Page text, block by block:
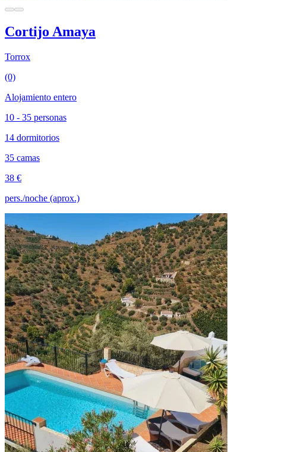
Cortijo Amaya
Torrox
(0)
Alojamiento entero
10 - 35 personas
14 dormitorios
35 camas
38 €
pers./noche (aprox.)